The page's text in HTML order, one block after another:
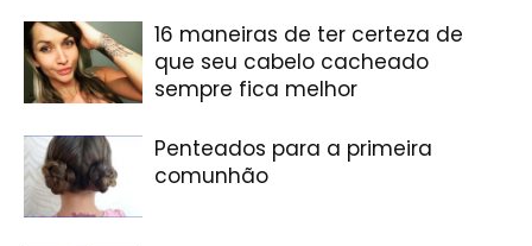
16 maneiras de ter certeza de
que seu cabelo cacheado
sempre fica melhor
Penteados para a primeira
comunhão